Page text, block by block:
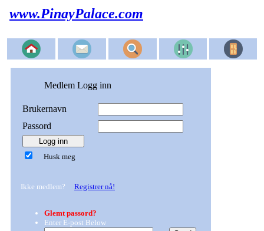
www.PinayPalace.com
Medlem Logg inn
Brukernavn
Passord
Husk meg
Ikke medlem? Registrer nå!
Glemt passord?
Enter E-post Below